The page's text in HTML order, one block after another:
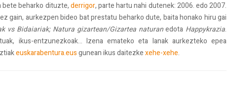
bete beharko dituzte,derrigor, parte hartu nahi dutenek: 2006. edo 2007.
gain, aurkezpen bideo bat prestatu beharko dute, baita honako hiru gai
vs Bidaiariak; Natura gizartean/Gizartea naturanedota Happykrazia.
ikus-entzunezkoak... Izena emateko eta lanak aurkezteko epea
euskarabentura.eusgunean ikus daitezkexehe-xehe.